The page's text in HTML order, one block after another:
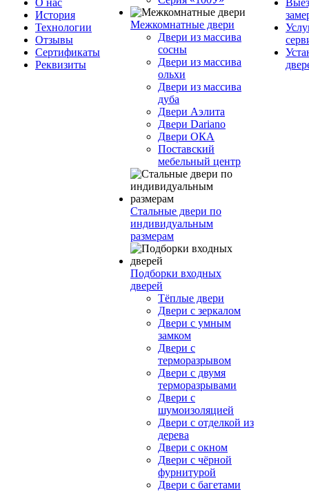
О нас
История
Технологии
Отзывы
Cертификаты
Реквизиты
Межкомнатные двери
Двери из массива
сосны
Двери из массива
ольхи
Двери из массива
дуба
Двери Аэлита
Двери Dariano
Двери ОКА
Поставский
мебельный центр
Стальные двери по
индивидуальным
размерам
Подборки входных
дверей
Тёплые двери
Двери с зеркалом
Двери с умным
замком
Двери с
терморазрывом
Двери с двумя
терморазрывами
Двери с
шумоизоляцией
Двери с отделкой из
дерева
Двери с окном
Двери с чёрной
фурнитурой
Двери с багетами